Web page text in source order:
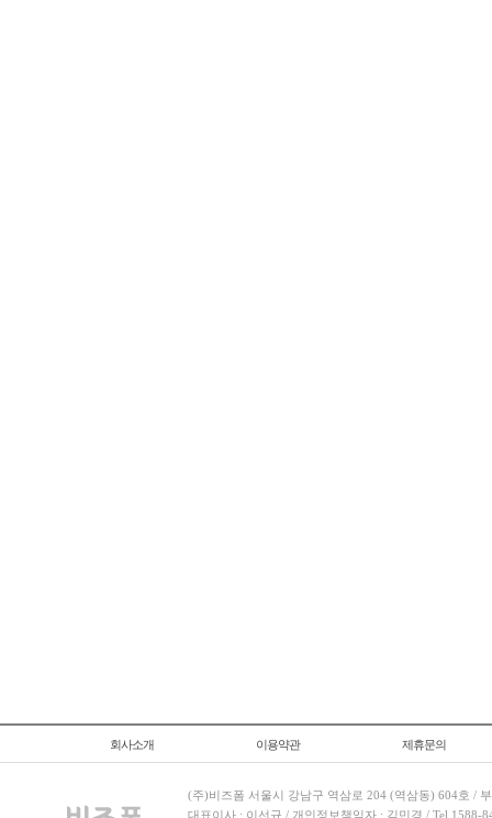
회사소개 이용약관 제휴문의
(주)비즈폼 서울시 강남구 역삼로 204 (역삼동) 604호 /
대표이사 : 이선규 / 개인정보책임자 : 김민경 / Tel.1588-